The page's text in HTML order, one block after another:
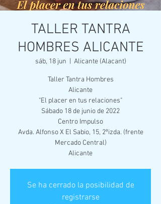
TALLER TANTRA
HOMBRES ALICANTE
sáb, 18 jun Alicante (Alacant)
Taller Tantra Hombres
Alicante
"El placer en tus relaciones"
Sábado 18 de junio de 2022
Centro Impulso
Avda. Alfonso X El Sabio, 15, 2ºizda. (frente
Mercado Central)
Alicante
Se ha cerrado la posibilidad de
registrarse